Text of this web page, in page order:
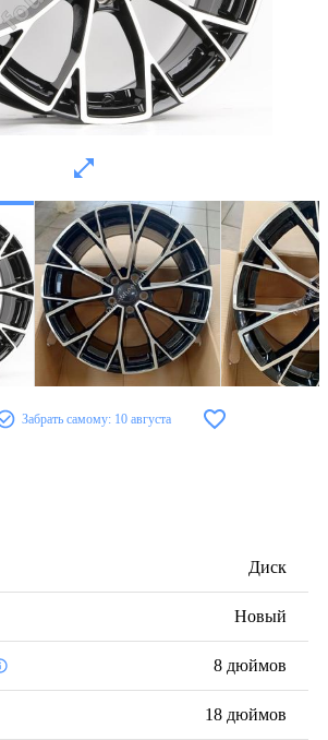
Забрать самому: 10 августа
Диск
Новый
8 дюймов
18 дюймов